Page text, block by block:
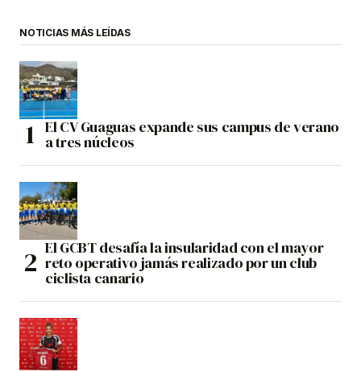
NOTICIAS MÁS LEÍDAS
El CV Guaguas expande sus campus de verano
a tres núcleos
El GCBT desafía la insularidad con el mayor
reto operativo jamás realizado por un club
ciclista canario